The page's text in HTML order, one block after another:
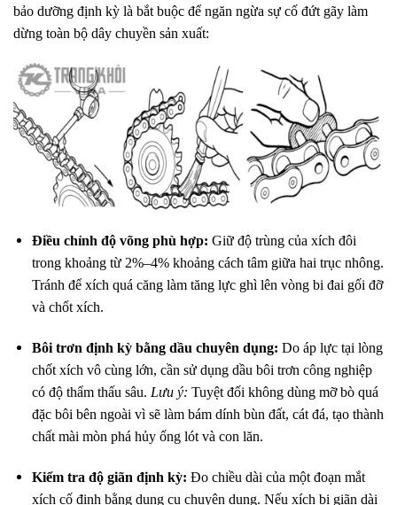
bảo dưỡng định kỳ là bắt buộc để ngăn ngừa sự cố đứt gãy làm
dừng toàn bộ dây chuyền sản xuất:
Điều chỉnh độ võng phù hợp: Giữ độ trùng của xích đôi
trong khoảng từ 2%–4% khoảng cách tâm giữa hai trục nhông.
Tránh để xích quá căng làm tăng lực ghì lên vòng bi đai gối đỡ
và chốt xích.
Bôi trơn định kỳ bằng dầu chuyên dụng: Do áp lực tại lòng
chốt xích vô cùng lớn, cần sử dụng dầu bôi trơn công nghiệp
có độ thẩm thấu sâu. Lưu ý: Tuyệt đối không dùng mỡ bò quá
đặc bôi bên ngoài vì sẽ làm bám dính bùn đất, cát đá, tạo thành
chất mài mòn phá hủy ống lót và con lăn.
Kiểm tra độ giãn định kỳ: Đo chiều dài của một đoạn mắt
xích cố định bằng dụng cụ chuyên dụng. Nếu xích bị giãn dài